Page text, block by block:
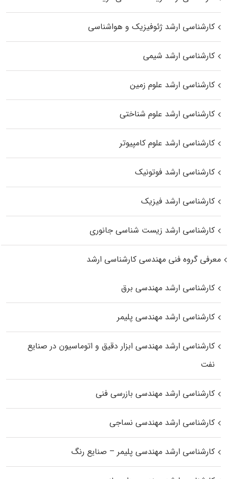
کارشناسی ارشد ژئوفیزیک و هواشناسی
کارشناسی ارشد شیمی
کارشناسی ارشد علوم زمین
کارشناسی ارشد علوم شناختی
کارشناسی ارشد علوم کامپیوتر
کارشناسی ارشد فوتونیک
کارشناسی ارشد فیزیک
کارشناسی ارشد زیست‌ شناسی جانوری
معرفی گروه فنی مهندسی کارشناسی ارشد
کارشناسی ارشد مهندسی برق
کارشناسی ارشد مهندسی پلیمر
کارشناسی ارشد مهندسی ابزار دقیق و اتوماسیون در صنایع
نفت
کارشناسی ارشد مهندسی بازرسی فنی
کارشناسی ارشد مهندسی نساجی
کارشناسی ارشد مهندسی پلیمر – صنایع رنگ